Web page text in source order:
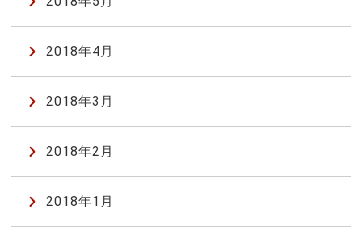
2018年4月
2018年3月
2018年2月
2018年1月